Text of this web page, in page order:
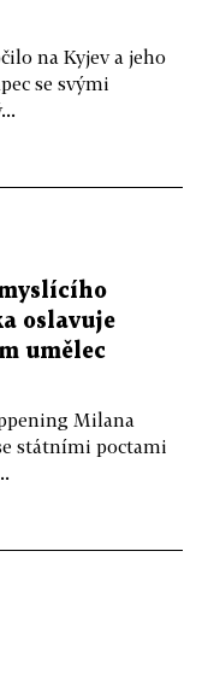
na Kyjev a jeho
se svými
oslavuje
umělec
Milana
státními poctami